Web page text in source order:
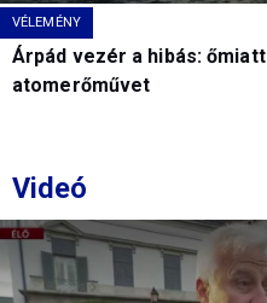
VÉLEMÉNY
Árpád vezér a hibás:
atomerőművet
Videó